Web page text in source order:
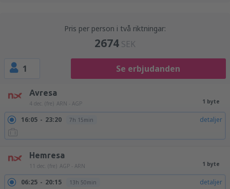
Pris per person i två riktningar:
2674 SEK
1 Se erbjudanden
Avresa
4 dec. (fre) ARN - AGP 1 byte
16:05 23:20 7h 15min detaljer
Hemresa
11 dec. (fre) AGP - ARN 1 byte
06:25 20:15 13h 50min detaljer